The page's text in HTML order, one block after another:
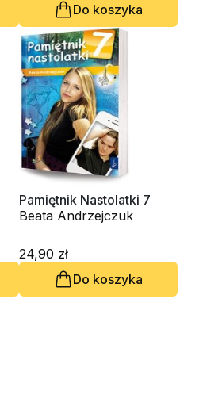
Do koszyka
Pamiętnik Nastolatki 7
Beata Andrzejczuk
24,90 zł
Do koszyka